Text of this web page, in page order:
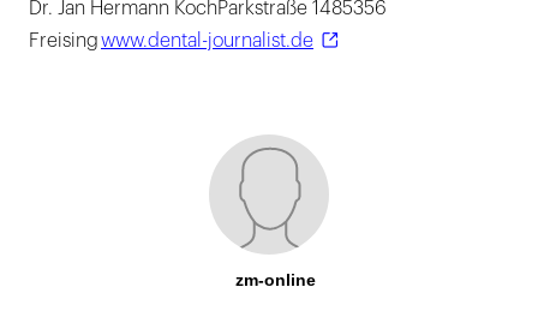
Dr. Jan Hermann KochParkstraße 1485356
Freisingwww.dental-journalist.de
zm-online